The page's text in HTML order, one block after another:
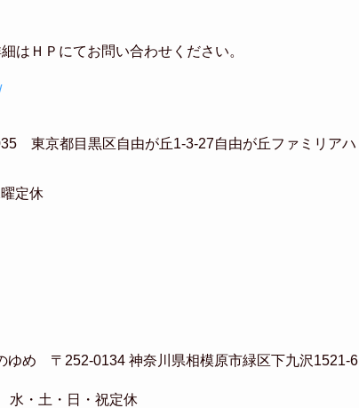
はＨＰにてお問い合わせください。
東京都目黒区自由が丘1-3-27自由が丘ファミリアハ
定休
め 〒252-0134 神奈川県相模原市緑区下九沢1521-6
水・土・日・祝定休